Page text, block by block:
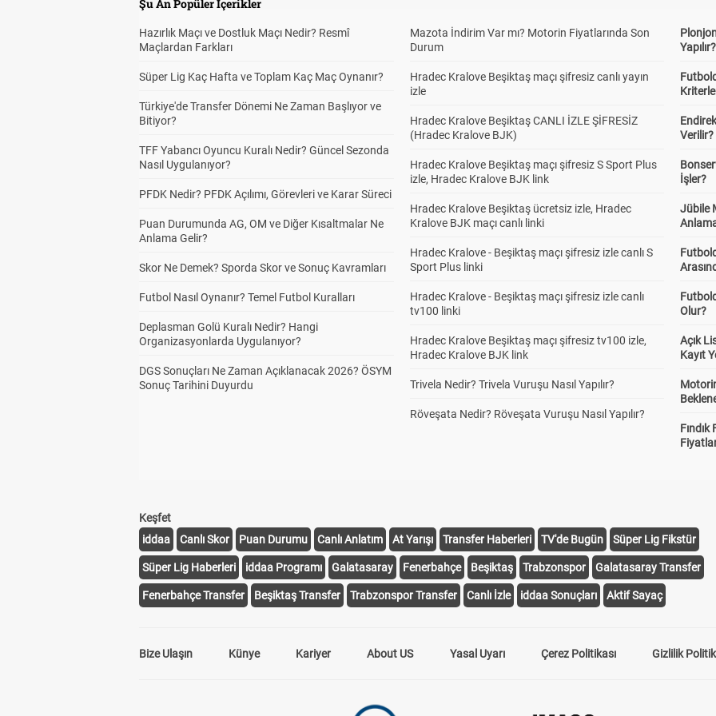
Şu An Popüler İçerikler
Hazırlık Maçı ve Dostluk Maçı Nedir? Resmî
Maçlardan Farkları
Süper Lig Kaç Hafta ve Toplam Kaç Maç Oynanır?
Türkiye'de Transfer Dönemi Ne Zaman Başlıyor ve
Bitiyor?
TFF Yabancı Oyuncu Kuralı Nedir? Güncel Sezonda
Nasıl Uygulanıyor?
PFDK Nedir? PFDK Açılımı, Görevleri ve Karar Süreci
Puan Durumunda AG, OM ve Diğer Kısaltmalar Ne
Anlama Gelir?
Skor Ne Demek? Sporda Skor ve Sonuç Kavramları
Futbol Nasıl Oynanır? Temel Futbol Kuralları
Deplasman Golü Kuralı Nedir? Hangi
Organizasyonlarda Uygulanıyor?
DGS Sonuçları Ne Zaman Açıklanacak 2026? ÖSYM
Sonuç Tarihini Duyurdu
Mazota İndirim Var mı? Motorin Fiyatlarında Son
Durum
Hradec Kralove Beşiktaş maçı şifresiz canlı yayın
izle
Hradec Kralove Beşiktaş CANLI İZLE ŞİFRESİZ
(Hradec Kralove BJK)
Hradec Kralove Beşiktaş maçı şifresiz S Sport Plus
izle, Hradec Kralove BJK link
Hradec Kralove Beşiktaş ücretsiz izle, Hradec
Kralove BJK maçı canlı linki
Hradec Kralove - Beşiktaş maçı şifresiz izle canlı S
Sport Plus linki
Hradec Kralove - Beşiktaş maçı şifresiz izle canlı
tv100 linki
Hradec Kralove Beşiktaş maçı şifresiz tv100 izle,
Hradec Kralove BJK link
Trivela Nedir? Trivela Vuruşu Nasıl Yapılır?
Röveşata Nedir? Röveşata Vuruşu Nasıl Yapılır?
Yapılır?
Verilir?
İşler?
Jübile
Olur?
Açık
Kayıt
Fındık
Keşfet
iddaa
Canlı Skor Puan Durumu Canlı Anlatım At Yarışı Transfer Haberleri TV'de Bugün Süper Lig Fikstür
Süper Lig Haberleri iddaa Programı Galatasaray Fenerbahçe Beşiktaş Trabzonspor Galatasaray Transfer
Fenerbahçe Transfer Beşiktaş Transfer Trabzonspor Transfer Canlı İzle iddaa Sonuçları Aktif Sayaç
Bize Ulaşın Künye Kariyer About US Yasal Uyarı Çerez Politikası Gizlilik